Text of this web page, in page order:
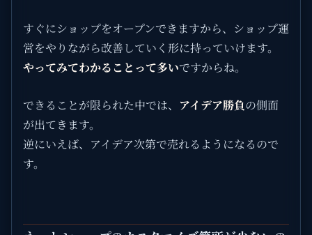
すぐにショップをオープンできますから、ショップ運
営をやりながら改善していく形に持っていけます。
やってみてわかることって多いですからね。
できることが限られた中では、 アイデア勝負の側面
が出てきます。
逆にいえば、アイデア次第で売れるようになるので
す。